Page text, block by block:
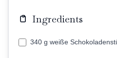
Ingredients
340 g weiße